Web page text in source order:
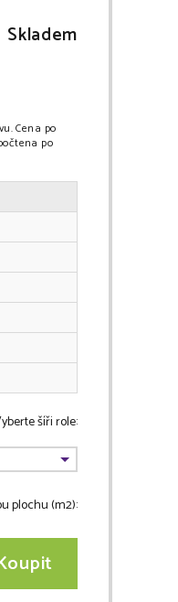
Skladem
Cena po
po
šíři role:
plochu (m2):